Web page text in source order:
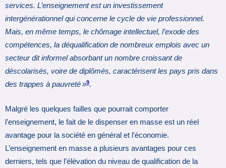
services. L’enseignement est un investissement
intergénérationnel qui concerne le cycle de vie professionnel.
Mais, en même temps, le chômage intellectuel, l’exode des
compétences, la déqualification de nombreux emplois avec un
secteur dit informel absorbant un nombre croissant de
déscolarisés, voire de diplômés, caractérisent les pays pris dans
des trappes à pauvreté »9.
Malgré les quelques failles que pourrait comporter
l’enseignement, le fait de le dispenser en masse est un réel
avantage pour la société en général et l’économie.
L’enseignement en masse a plusieurs avantages pour ces
derniers, tels que l’élévation du niveau de qualification de la